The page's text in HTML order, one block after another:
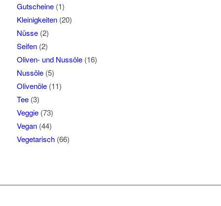
Gutscheine (1)
Kleinigkeiten (20)
Nüsse (2)
Seifen (2)
Oliven- und Nussöle (16)
Nussöle (5)
Olivenöle (11)
Tee (3)
Veggie (73)
Vegan (44)
Vegetarisch (66)